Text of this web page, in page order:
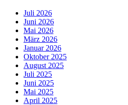
Juli 2026
Juni 2026
Mai 2026
März 2026
Januar 2026
Oktober 2025
August 2025
Juli 2025
Juni 2025
Mai 2025
April 2025